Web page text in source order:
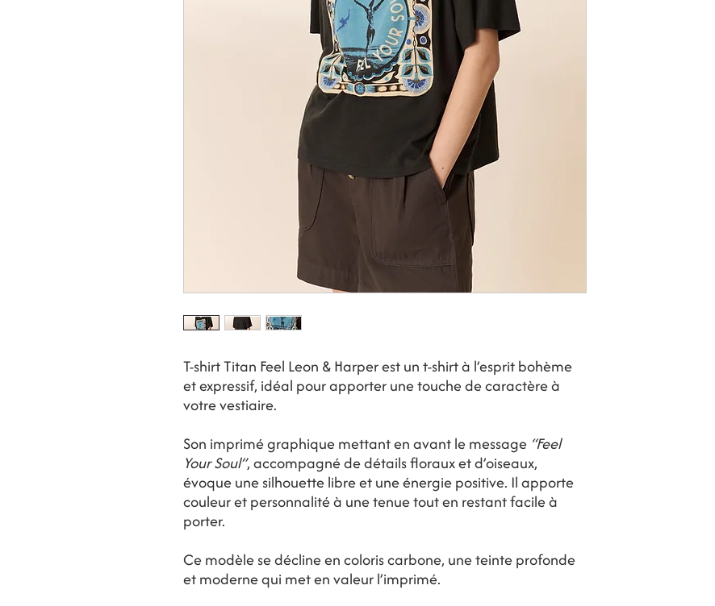
T-shirt Titan Feel Leon & Harper est un t-shirt à l’esprit bohème
et expressif, idéal pour apporter une touche de caractère à
votre vestiaire.
Son imprimé graphique mettant en avant le message “Feel
Your Soul”, accompagné de détails floraux et d’oiseaux,
évoque une silhouette libre et une énergie positive. Il apporte
couleur et personnalité à une tenue tout en restant facile à
porter.
Ce modèle se décline en coloris carbone, une teinte profonde
et moderne qui met en valeur l’imprimé.